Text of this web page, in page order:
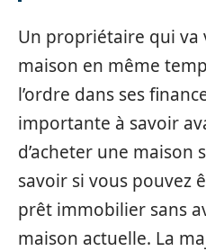
Un propriétaire qui va
maison en même
l’ordre dans ses
importante à savoir
d’acheter une
savoir si vous pouvez
prêt immobilier sans
maison actuelle. La